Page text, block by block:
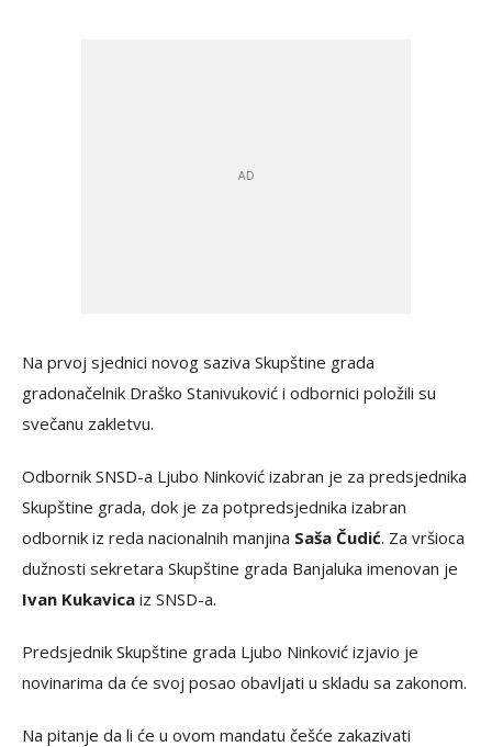
Na prvoj sjednici novog saziva Skupštine grada
gradonačelnik Draško Stanivuković i odbornici položili su
svečanu zakletvu.
Odbornik SNSD-a Ljubo Ninković izabran je za predsjednika
Skupštine grada, dok je za potpredsjednika izabran
odbornik iz reda nacionalnih manjina Saša Čudić. Za vršioca
dužnosti sekretara Skupštine grada Banjaluka imenovan je
Ivan Kukavica iz SNSD-a.
Predsjednik Skupštine grada Ljubo Ninković izjavio je
novinarima da će svoj posao obavljati u skladu sa zakonom.
Na pitanje da li će u ovom mandatu češće zakazivati